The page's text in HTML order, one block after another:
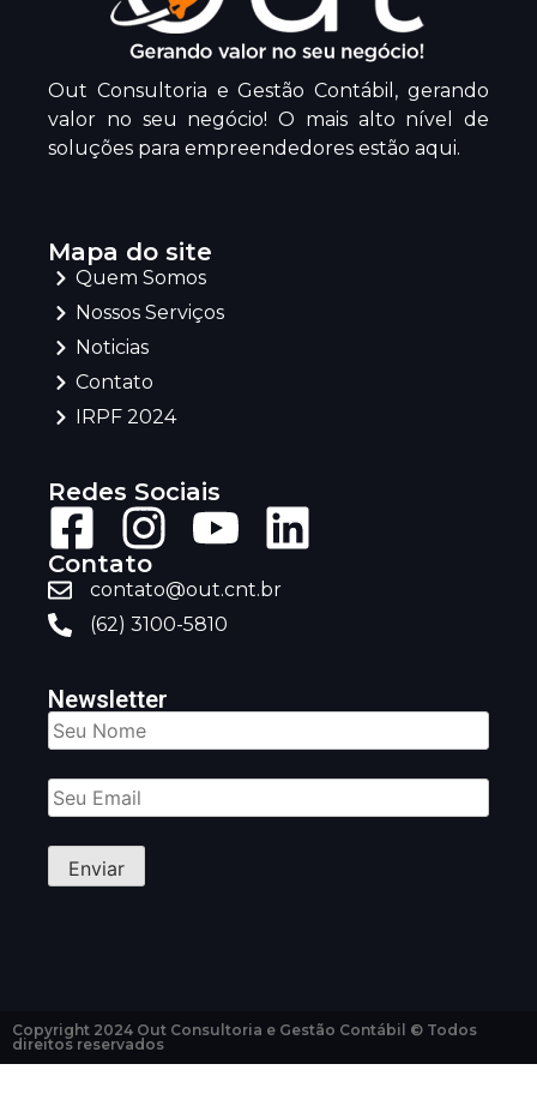
Out Consultoria e Gestão Contábil, gerando
valor no seu negócio! O mais alto nível de
soluções para empreendedores estão aqui.
Mapa do site
Quem Somos
Nossos Serviços
Noticias
Contato
IRPF 2024
Redes Sociais
Contato
contato@out.cnt.br
(62) 3100-5810
Newsletter
Copyright 2024 Out Consultoria e Gestão Contábil © Todos
direitos reservados